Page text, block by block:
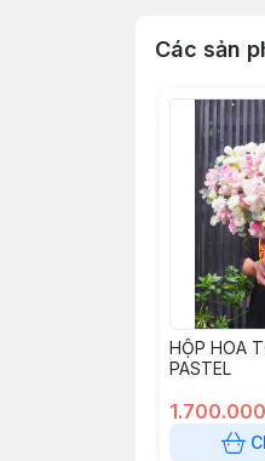
Các sản
HỘP HOA
PASTEL